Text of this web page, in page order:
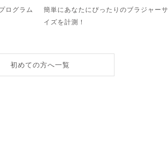
ログラム
簡単にあなたにぴったりのブラジャーサ
イズを計測！
初めての方へ一覧